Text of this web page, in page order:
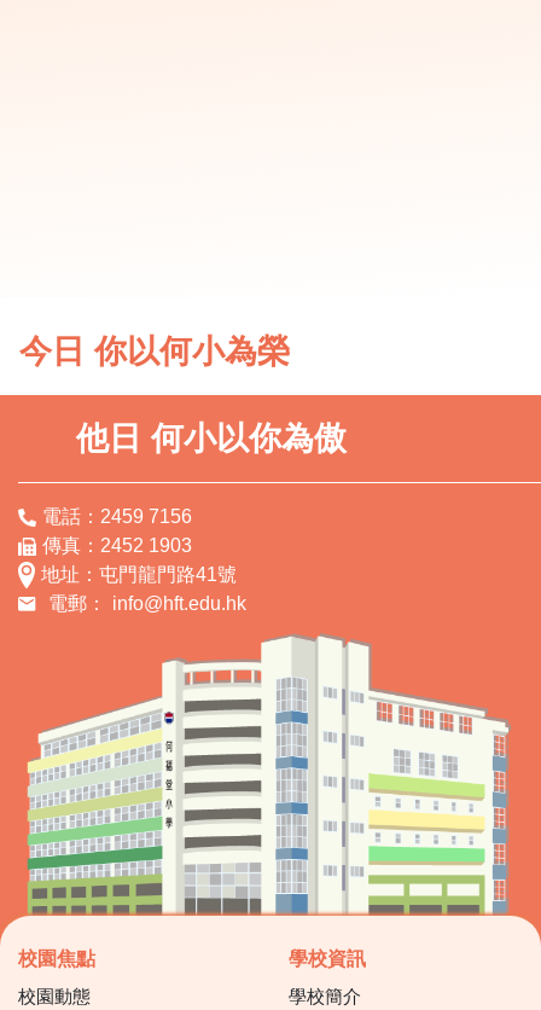
今日 你以何小為榮
他日 何小以你為傲
電話：2459 7156
傳真：2452 1903
地址：屯門龍門路41號
電郵：
info@hft.edu.hk
校園焦點
校園動態
學校資訊
學校簡介